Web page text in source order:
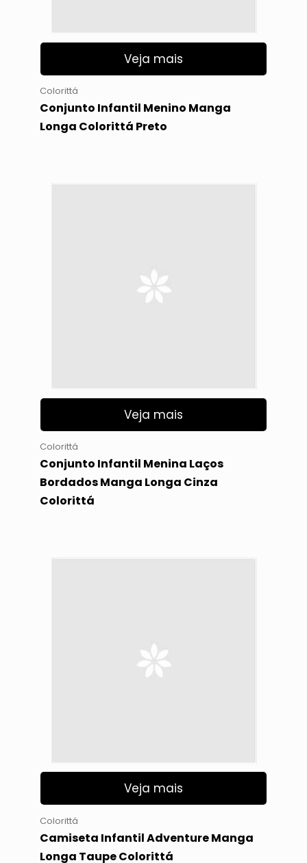
Veja mais
Colorittá
Conjunto Infantil Menino Manga
Longa Colorittá Preto
Veja mais
Colorittá
Conjunto Infantil Menina Laços
Bordados Manga Longa Cinza
Colorittá
Veja mais
Colorittá
Camiseta Infantil Adventure Manga
Longa Taupe Colorittá